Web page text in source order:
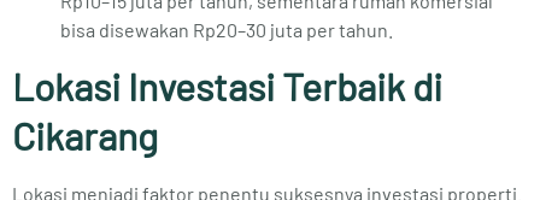
bisa disewakan Rp20–30 juta per tahun.
Lokasi Investasi Terbaik di
Cikarang
Lokasi menjadi faktor penentu suksesnya investasi properti.